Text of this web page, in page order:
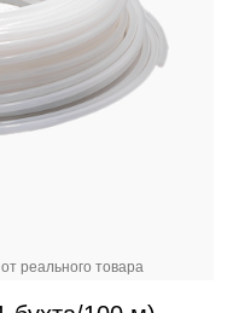
реального товара